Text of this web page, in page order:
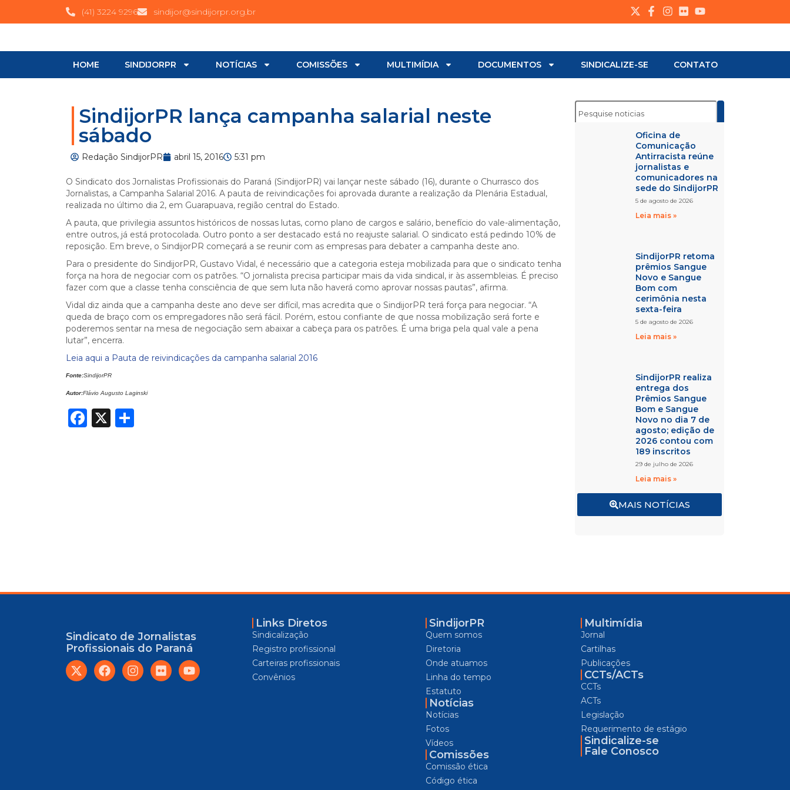
(41) 3224 9296 sindijor@sindijorpr.org.br
HOME SINDIJORPR NOTÍCIAS COMISSÕES MULTIMÍDIA DOCUMENTOS SINDICALIZE-SE CONTATO
SindijorPR lança campanha salarial neste
sábado
Redação SindijorPR abril 15, 2016 5:31 pm
O Sindicato dos Jornalistas Profissionais do Paraná (SindijorPR) vai lançar neste sábado (16), durante o Churrasco dos
Jornalistas, a Campanha Salarial 2016. A pauta de reivindicações foi aprovada durante a realização da Plenária Estadual,
realizada no último dia 2, em Guarapuava, região central do Estado.
A pauta, que privilegia assuntos históricos de nossas lutas, como plano de cargos e salário, benefício do vale-alimentação,
entre outros, já está protocolada. Outro ponto a ser destacado está no reajuste salarial. O sindicato está pedindo 10% de
reposição. Em breve, o SindijorPR começará a se reunir com as empresas para debater a campanha deste ano.
Para o presidente do SindijorPR, Gustavo Vidal, é necessário que a categoria esteja mobilizada para que o sindicato tenha
força na hora de negociar com os patrões. “O jornalista precisa participar mais da vida sindical, ir às assembleias. É preciso
fazer com que a classe tenha consciência de que sem luta não haverá como aprovar nossas pautas”, afirma.
Vidal diz ainda que a campanha deste ano deve ser difícil, mas acredita que o SindijorPR terá força para negociar. “A
queda de braço com os empregadores não será fácil. Porém, estou confiante de que nossa mobilização será forte e
poderemos sentar na mesa de negociação sem abaixar a cabeça para os patrões. É uma briga pela qual vale a pena
lutar”, encerra.
Leia aqui a Pauta de reivindicações da campanha salarial 2016
Fonte:SindijorPR
Autor:Flávio Augusto Laginski
Facebook
X
Oficina de
Comunicação
Antirracista reúne
jornalistas e
comunicadores na
sede do SindijorPR
5 de agosto de 2026
Leia mais »
SindijorPR retoma
prêmios Sangue
Novo e Sangue
Bom com
cerimônia nesta
sexta-feira
5 de agosto de 2026
Leia mais »
SindijorPR realiza
entrega dos
Prêmios Sangue
Bom e Sangue
Novo no dia 7 de
agosto; edição de
2026 contou com
189 inscritos
29 de julho de 2026
Leia mais »
MAIS NOTÍCIAS
Sindicato de Jornalistas
Profissionais do Paraná
Links Diretos
Sindicalização
Registro profissional
Carteiras profissionais
Convênios
SindijorPR
Quem somos
Diretoria
Onde atuamos
Linha do tempo
Estatuto
Notícias
Notícias
Fotos
Vídeos
Comissões
Comissão ética
Código ética
Multimídia
Jornal
Cartilhas
Publicações
CCTs/ACTs
CCTs
ACTs
Legislação
Requerimento de estágio
Sindicalize-se
Fale Conosco